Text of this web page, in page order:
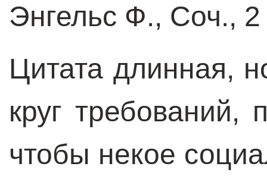
Энгельс Ф., Соч., 2
Цитата длинная,
круг требований,
чтобы некое